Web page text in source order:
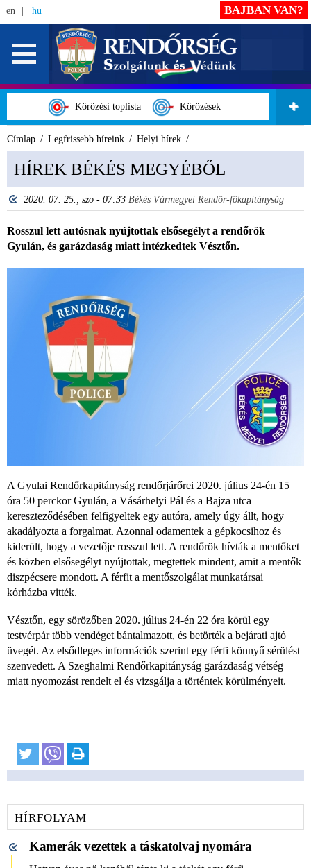
en hu
Körözési toplista Körözések
BAJBAN VAN?
Címlap Legfrissebb híreink Helyi hírek
HÍREK BÉKÉS MEGYÉBŐL
2020. 07. 25., szo - 07:33 Békés Vármegyei Rendőr-főkapitányság
Rosszul lett autósnak nyújtottak elsősegélyt a rendőrök
Gyulán, és garázdaság miatt intézkedtek Vésztőn.
A Gyulai Rendőrkapitányság rendőrjárőrei 2020. július 24-én 15
óra 50 perckor Gyulán, a Vásárhelyi Pál és a Bajza utca
kereszteződésében felfigyeltek egy autóra, amely úgy állt, hogy
akadályozta a forgalmat. Azonnal odamentek a gépkocsihoz és
kiderült, hogy a vezetője rosszul lett. A rendőrök hívták a mentőket
és közben elsősegélyt nyújtottak, megtettek mindent, amit a mentők
diszpécsere mondott. A férfit a mentőszolgálat munkatársai
kórházba vitték.
Vésztőn, egy sörözőben 2020. július 24-én 22 óra körül egy
testvérpár több vendéget bántalmazott, és betörték a bejárati ajtó
üvegét. Az elsődleges információk szerint egy férfi könnyű sérülést
szenvedett. A Szeghalmi Rendőrkapitányság garázdaság vétség
miatt nyomozást rendelt el és vizsgálja a történtek körülményeit.
HÍRFOLYAM
Kamerák vezettek a táskatolvaj nyomára